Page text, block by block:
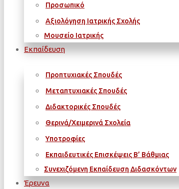
Προσωπικό
Αξιολόγηση Ιατρικής Σχολής
Μουσείο Ιατρικής
Εκπαίδευση
Προπτυχιακές Σπουδές
Μεταπτυχιακές Σπουδές
Διδακτορικές Σπουδές
Θερινά/Χειμερινά Σχολεία
Υποτροφίες
Εκπαιδευτικές Επισκέψεις Β’ Βάθμιας
Συνεχιζόμενη Εκπαίδευση Διδασκόντων
Έρευνα